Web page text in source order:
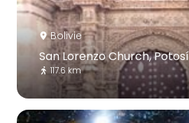
Bolivie
San Lorenzo Church, Potosí
117.6 km